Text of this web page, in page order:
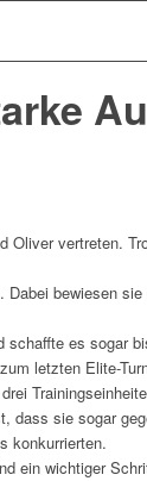
Oliver vertreten.
bewiesen
es sogar
letzten Elite-
dass sie sogar
konkurrierten.
ein wichtiger